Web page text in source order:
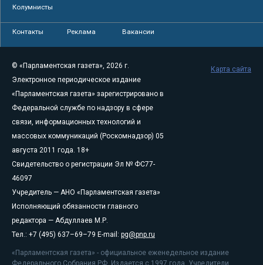
Колумнисты
Контакты Реклама Вакансии
© «Парламентская газета», 2026 г.
Электронное периодическое издание
«Парламентская газета» зарегистрировано в
Федеральной службе по надзору в сфере
связи, информационных технологий и
массовых коммуникаций (Роскомнадзор) 05
августа 2011 года. 18+
Свидетельство о регистрации Эл № ФС77-
46097
Учредитель — АНО «Парламентская газета»
Исполняющий обязанности главного
редактора — Абдуллаев М.Р.
Тел.: +7 (495) 637–69–79 E-mail: pg@pnp.ru
«Парламентская газета» - официальное еженедельное издание
Карта сайта